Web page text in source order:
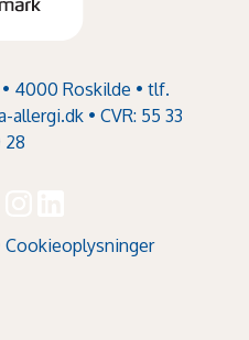
4000 Roskilde • tlf.
allergi.dk • CVR: 55 33
28
Cookieoplysninger